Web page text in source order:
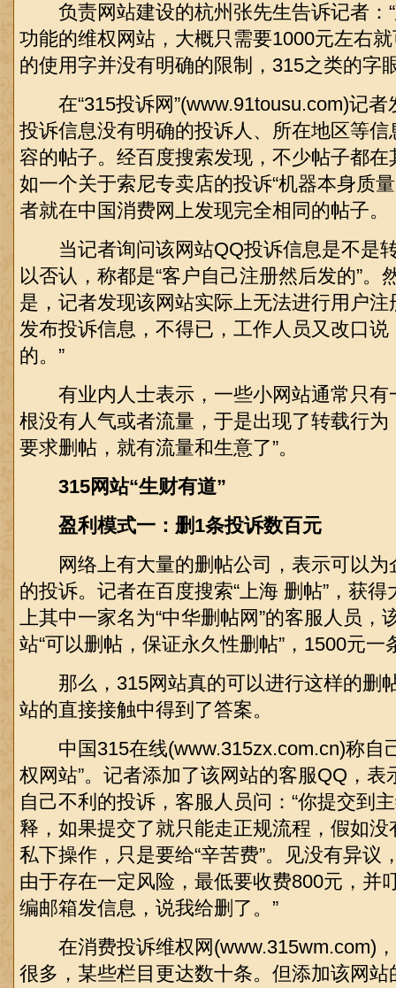
负责网站建设的杭州张先生告诉记者：“
功能的维权网站，大概只需要1000元左右
的使用字并没有明确的限制，315之类的字
在“315投诉网”(www.91tousu.com)记者
投诉信息没有明确的投诉人、所在地区等
容的帖子。经百度搜索发现，不少帖子都
如一个关于索尼专卖店的投诉“机器本身质
者就在中国消费网上发现完全相同的帖子。
当记者询问该网站QQ投诉信息是不是
以否认，称都是“客户自己注册然后发的”。
是，记者发现该网站实际上无法进行用户
发布投诉信息，不得已，工作人员又改口说
的。”
有业内人士表示，一些小网站通常只有
根没有人气或者流量，于是出现了转载行为
要求删帖，就有流量和生意了”。
315网站“生财有道”
盈利模式一：删1条投诉数百元
网络上有大量的删帖公司，表示可以为
的投诉。记者在百度搜索“上海 删帖”，获
上其中一家名为“中华删帖网”的客服人员，
站“可以删帖，保证永久性删帖”，1500元一
那么，315网站真的可以进行这样的删
站的直接接触中得到了答案。
中国315在线(www.315zx.com.cn)称自
权网站”。记者添加了该网站的客服QQ，表
自己不利的投诉，客服人员问：“你提交到
释，如果提交了就只能走正规流程，假如
私下操作，只是要给“辛苦费”。见没有异议
由于存在一定风险，最低要收费800元，并
编邮箱发信息，说我给删了。”
在消费投诉维权网(www.315wm.com)，
很多，某些栏目更达数十条。但添加该网